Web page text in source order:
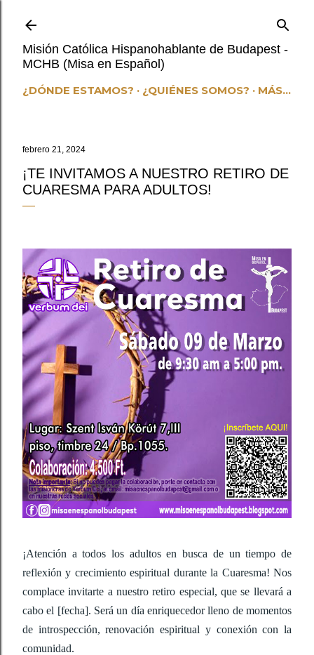
Misión Católica Hispanohablante de Budapest -
MCHB (Misa en Español)
¿DÓNDE ESTAMOS? ¿QUIÉNES SOMOS? MÁS…
febrero 21, 2024
¡TE INVITAMOS A NUESTRO RETIRO DE
CUARESMA PARA ADULTOS!
¡Atención a todos los adultos en busca de un tiempo de
reflexión y crecimiento espiritual durante la Cuaresma! Nos
complace invitarte a nuestro retiro especial, que se llevará a
cabo el [fecha]. Será un día enriquecedor lleno de momentos
de introspección, renovación espiritual y conexión con la
comunidad.